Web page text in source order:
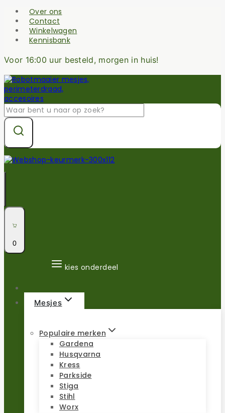
Skip
content
Over ons
Contact
Winkelwagen
Kennisbank
Voor 16:00 uur besteld, morgen in huis!
Zoek
naar:
0
kies onderdeel
Mesjes
Populaire merken
Gardena
Husqvarna
Kress
Parkside
Stiga
Stihl
Worx